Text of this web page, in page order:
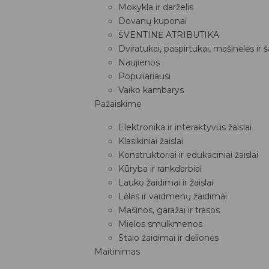
Mokykla ir darželis
Dovanų kuponai
ŠVENTINĖ ATRIBUTIKA
Dviratukai, paspirtukai, mašinėlės ir
Naujienos
Populiariausi
Vaiko kambarys
Pažaiskime
Elektronika ir interaktyvūs žaislai
Klasikiniai žaislai
Konstruktoriai ir edukaciniai žaislai
Kūryba ir rankdarbiai
Lauko žaidimai ir žaislai
Lėlės ir vaidmenų žaidimai
Mašinos, garažai ir trasos
Mielos smulkmenos
Stalo žaidimai ir dėlionės
Maitinimas